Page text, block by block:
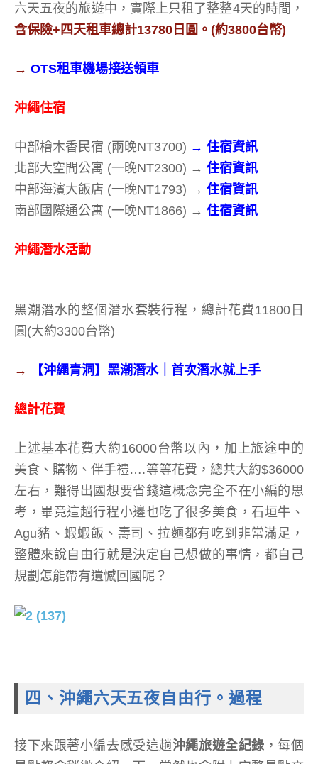
六天五夜的旅遊中，實際上只租了整整4天的時間，
含保險+四天租車總計13780日圓。(約3800台幣)
→ OTS租車機場接送領車
沖繩住宿
中部檜木香民宿 (兩晚NT3700) → 住宿資訊
北部大空間公寓 (一晚NT2300) → 住宿資訊
中部海濱大飯店 (一晚NT1793) → 住宿資訊
南部國際通公寓 (一晚NT1866) → 住宿資訊
沖繩潛水活動
黑潮潛水的整個潛水套裝行程，總計花費11800日
圓(大約3300台幣)
→ 【沖繩青洞】黑潮潛水｜首次潛水就上手
總計花費
上述基本花費大約16000台幣以內，加上旅途中的
美食、購物、伴手禮….等等花費，總共大約$36000
左右，難得出國想要省錢這概念完全不在小編的思
考，畢竟這趟行程小邊也吃了很多美食，石垣牛、
Agu豬、蝦蝦飯、壽司、拉麵都有吃到非常滿足，
整體來說自由行就是決定自己想做的事情，都自己
規劃怎能帶有遺憾回國呢？
四、沖繩六天五夜自由行。過程
接下來跟著小編去感受這趟沖繩旅遊全紀錄 ，每個